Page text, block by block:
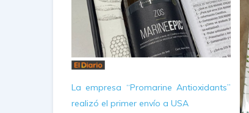
La empresa “Promarine Antioxidants”
realizó el primer envío a USA